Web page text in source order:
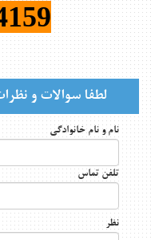
لطفا سوالات و
نام و نام خانوادگی
تلفن تماس
نظر